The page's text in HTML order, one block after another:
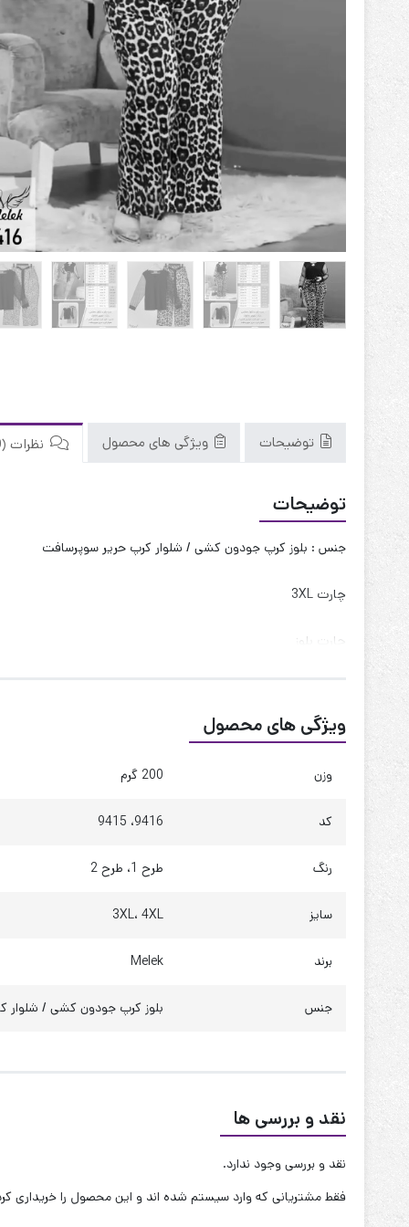
توضیحات ویژگی های محصول نظرات (0)
توضیحات
جنس : بلوز کرپ جودون کشی / شلوار کرپ حریر سوپرسافت
چارت 3XL
چارت بلوز
حلقه آستین : 55 سانت
دور بازو : 42 سانت
دور باسن : 115 تا 125
چارت شلوار
فاق پشت : 41 سانت
دور دمپا : 29 سانت
ویژگی های محصول
وزن 200 گرم
کد 9416، 9415
رنگ طرح 1، طرح 2
سایز 3XL، 4XL
برند Melek
جنس بلوز کرپ جودون کشی / شلوار
نقد و بررسی ها
نقد و بررسی وجود ندارد.
فقط مشتریانی که وارد سیستم شده اند و این محصول را خریداری